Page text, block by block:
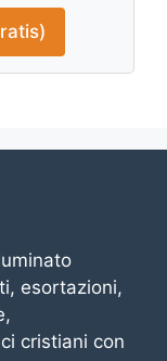
esortazioni,
cristiani con